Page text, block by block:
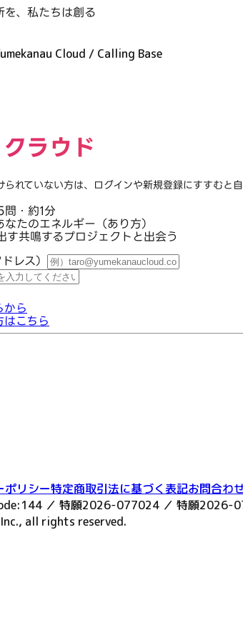
を、私たちは創る
Cloud / Calling Base
ラウド
られていない方は、ログインや新規登録にすすむと
問・約1分
なたのエネルギー（あり方）
す共鳴するプロジェクトと出会う
レス）
から
はこちら
ポリシー特定商取引法に基づく表記お問合わ
／ 特願2026-077024 ／ 特願2026-
all rights reserved.
グイン｜ゆめかなうクラウド